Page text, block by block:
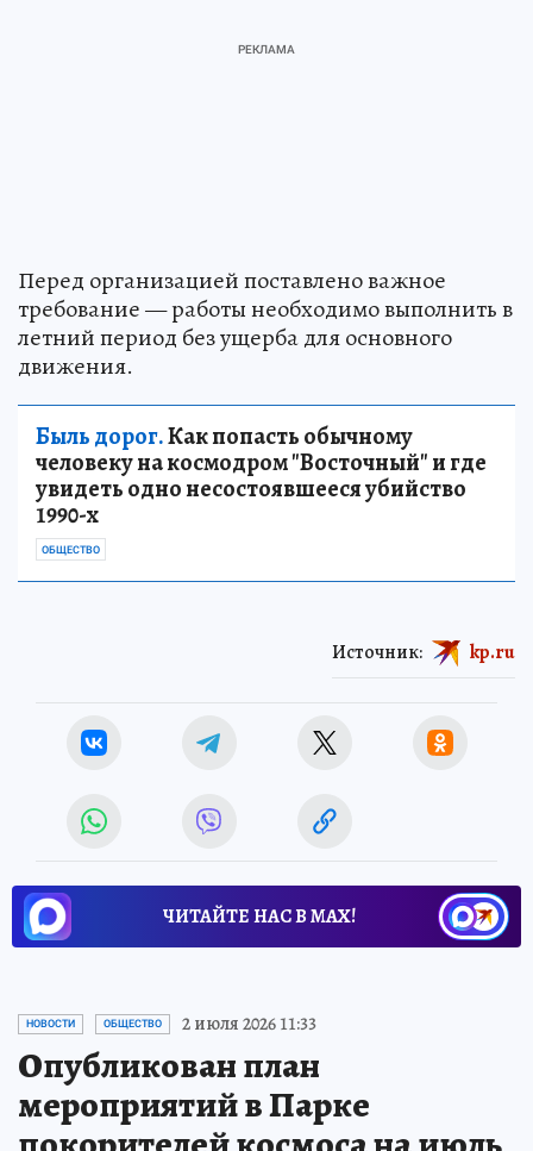
Перед организацией поставлено важное
требование — работы необходимо выполнить в
летний период без ущерба для основного
движения.
Быль дорог.Как попасть обычному
человеку на космодром "Восточный" и где
увидеть одно несостоявшееся убийство
1990-х
ОБЩЕСТВО
Источник: kp.ru
ЧИТАЙТЕ НАС В МАХ!
НОВОСТИ ОБЩЕСТВО 2 июля 2026 11:33
Опубликован план
мероприятий в Парке